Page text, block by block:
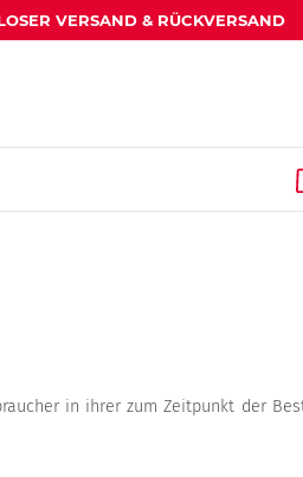
VERSAND & RÜCKVERSAND
in ihrer zum Zeitpunkt der